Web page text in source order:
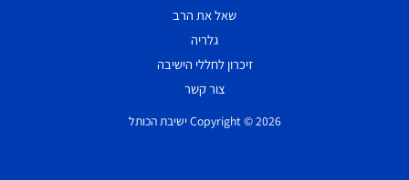
שאל את הרב
גלריה
זיכרון לחללי הישיבה
צור קשר
Copyright © 2026 ישיבת הכותל